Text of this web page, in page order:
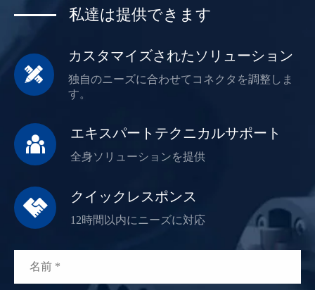
私達は提供できます

カスタマイズされたソリューション
独自のニーズに合わせてコネクタを調整しま
す。

エキスパートテクニカルサポート
全身ソリューションを提供

クイックレスポンス
12時間以内にニーズに対応